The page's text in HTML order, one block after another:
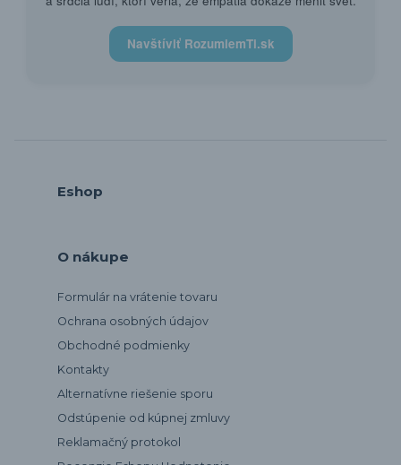
Navštíviť RozumiemTi.sk
Eshop
O nákupe
Formulár na vrátenie tovaru
Ochrana osobných údajov
Obchodné podmienky
Kontakty
Alternatívne riešenie sporu
Odstúpenie od kúpnej zmluvy
Reklamačný protokol